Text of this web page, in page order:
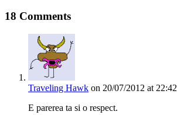
18 Comments
Traveling Hawk on 20/07/2012 at 22:42
E parerea ta si o respect.